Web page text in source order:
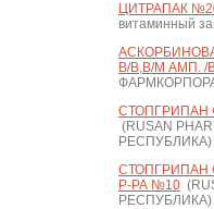
ЦИТРАПАК
витаминный
В/В,В/М АМП. /
СТОПГРИПАН
(RUSAN
РЕСПУБЛИКА)
СТОПГРИПАН
Р-РА №10
РЕСПУБЛИКА)